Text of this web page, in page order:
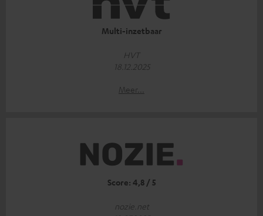
Multi-inzetbaar
HVT
18.12.2025
Meer...
Score: 4,8 / 5
nozie.net